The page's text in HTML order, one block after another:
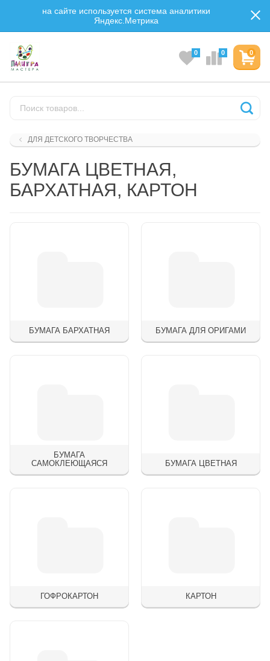
на сайте используется система аналитики
Яндекс.Метрика
0
0 0
ДЛЯ ДЕТСКОГО ТВОРЧЕСТВА
БУМАГА ЦВЕТНАЯ,
БАРХАТНАЯ, КАРТОН
БУМАГА БАРХАТНАЯ БУМАГА ДЛЯ ОРИГАМИ
БУМАГА
САМОКЛЕЮЩАЯСЯ
БУМАГА ЦВЕТНАЯ
ГОФРОКАРТОН КАРТОН